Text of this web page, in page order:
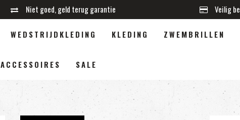
Niet goed, geld terug garantie Veilig
WEDSTRIJDKLEDING KLEDING ZWEMBRILLEN
ACCESSOIRES SALE